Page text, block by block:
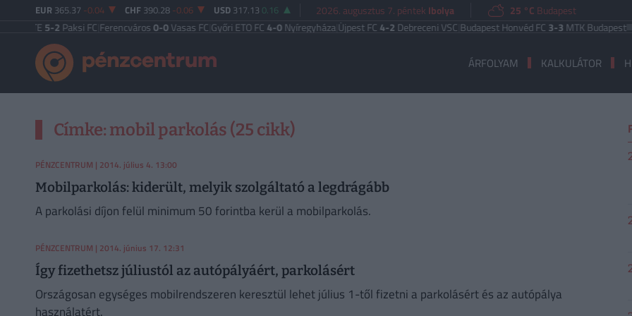
EUR 365.37 -0.04 CHF 390.28 -0.06 USD 317.13 0.16 2026. augusztus 7. péntek Ibolya 25 °C Budapest
5-2Paksi FC| Ferencváros0-0Vasas FC| Győri ETO FC4-0Nyíregyháza|Újpest FC4-2Debreceni VSC|Budapest Honvéd FC3-3MTK Budapest
ÁRFOLYAM KALKULÁTOR
Címke: mobil parkolás (25 cikk)
PÉNZCENTRUM | 2014. július 4. 13:00
Mobilparkolás: kiderült, melyik szolgáltató a legdrágább
A parkolási díjon felül minimum 50 forintba kerül a mobilparkolás.
PÉNZCENTRUM | 2014. június 17. 12:31
Így fizethetsz júliustól az autópályáért, parkolásért
Országosan egységes mobilrendszeren keresztül lehet július 1-től fizetni a parkolásért és az autópálya
használatért.